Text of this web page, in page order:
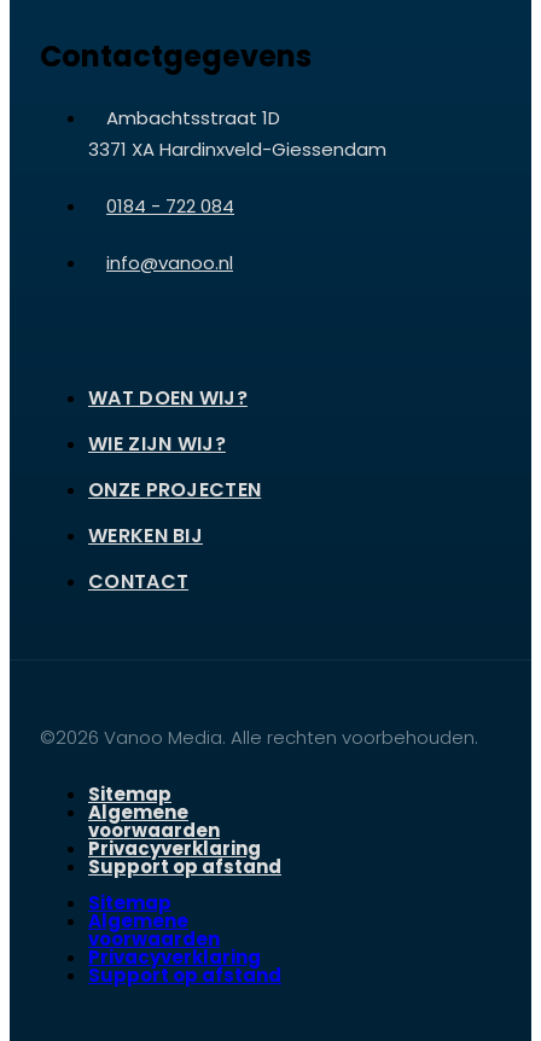
Contactgegevens
Ambachtsstraat 1D
3371 XA Hardinxveld-Giessendam
0184 - 722 084
info@vanoo.nl
WAT DOEN WIJ?
WIE ZIJN WIJ?
ONZE PROJECTEN
WERKEN BIJ
CONTACT
©2026 Vanoo Media. Alle rechten voorbehouden.
Sitemap
Algemene
voorwaarden
Privacyverklaring
Support op afstand
Sitemap
Algemene
voorwaarden
Privacyverklaring
Support op afstand